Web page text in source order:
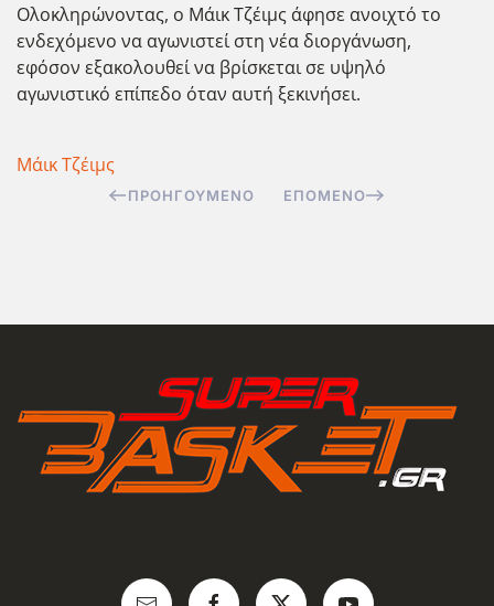
Ολοκληρώνοντας, ο Μάικ Τζέιμς άφησε ανοιχτό το
ενδεχόμενο να αγωνιστεί στη νέα διοργάνωση,
εφόσον εξακολουθεί να βρίσκεται σε υψηλό
αγωνιστικό επίπεδο όταν αυτή ξεκινήσει.
Μάικ Τζέιμς
ΠΡΟΗΓΟΎΜΕΝΟ ΕΠΌΜΕΝΟ